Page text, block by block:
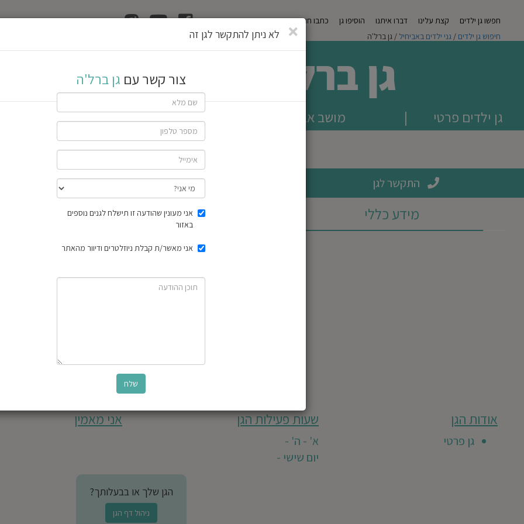
חפשו גן ילדים קצת עלינו דברו איתנו הוסיפו גן כתבו חוות דעת מגזין
הוצאת רשיון גן
חיפוש גן ילדים / גני ילדים באביחיל / גן ברל'ה
גן ברל'ה
מושב אביחיל | גן ילדים פרטי
התקשר לגן
מידע כללי חוות דעת
אני מאמין שעות פעילות הגן
א' - ה' -
יום שישי -
אודות הגן
גן פרטי
הגן שלך או בבעלותך?
ניהול דף הגן
סגירהלא ניתן להתקשר לגן זה
צור קשר עם גן ברל'ה
אני מעונין שהודעה זו תישלח לגנים נוספים
באזור
אני מאשר/ת קבלת ניוזלטרים ודיוור מהאתר